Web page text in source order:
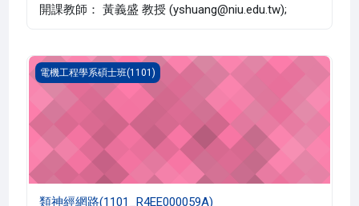
開課教師： 黃義盛 教授 (yshuang@niu.edu.tw);
類神經網路(1101_R4EE000059A)
電機工程學系碩士班(1101)
類神經網路(1101_R4EE000059A)